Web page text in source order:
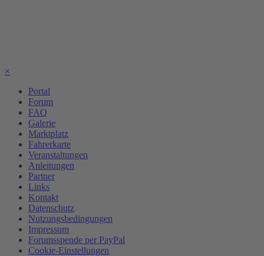
×
Portal
Forum
FAQ
Galerie
Marktplatz
Fahrerkarte
Veranstaltungen
Anleitungen
Partner
Links
Kontakt
Datenschutz
Nutzungsbedingungen
Impressum
Forumsspende per PayPal
Cookie-Einstellungen